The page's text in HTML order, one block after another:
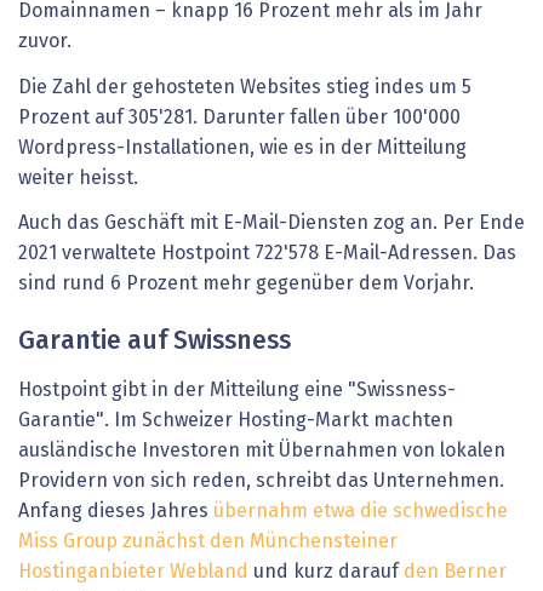
Domainnamen – knapp 16 Prozent mehr als im Jahr
zuvor.
Die Zahl der gehosteten Websites stieg indes um 5
Prozent auf 305'281. Darunter fallen über 100'000
Wordpress-Installationen, wie es in der Mitteilung
weiter heisst.
Auch das Geschäft mit E-Mail-Diensten zog an. Per Ende
2021 verwaltete Hostpoint 722'578 E-Mail-Adressen. Das
sind rund 6 Prozent mehr gegenüber dem Vorjahr.
Garantie auf Swissness
Hostpoint gibt in der Mitteilung eine "Swissness-
Garantie". Im Schweizer Hosting-Markt machten
ausländische Investoren mit Übernahmen von lokalen
Providern von sich reden, schreibt das Unternehmen.
Anfang dieses Jahres übernahm etwa die schwedische
Miss Group zunächst den Münchensteiner
Hostinganbieter Webland und kurz darauf den Berner